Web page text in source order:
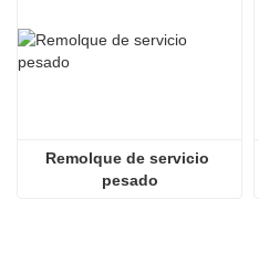
Remolque de servicio
pesado